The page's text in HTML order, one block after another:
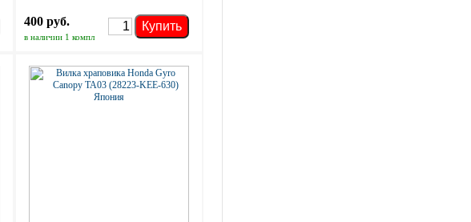
400 руб.
в наличии 1 компл
Купить